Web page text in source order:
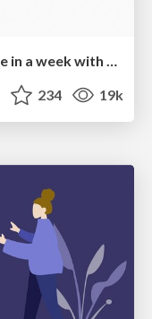
Build your cross-platform service in a week with App Engine
234 19k